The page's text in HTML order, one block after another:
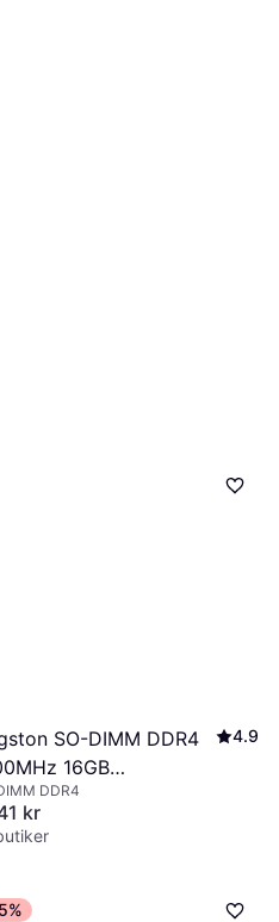
SO-DIMM DDR4
16GB
16)
4.9
DDR4
kr